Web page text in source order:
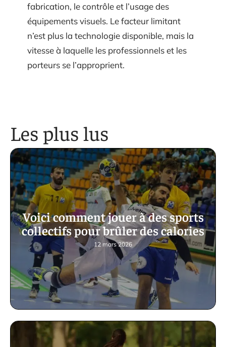
fabrication, le contrôle et l’usage des
équipements visuels. Le facteur limitant
n’est plus la technologie disponible, mais la
vitesse à laquelle les professionnels et les
porteurs se l’approprient.
Les plus lus
Voici comment jouer à des sports
collectifs pour brûler des calories
12 mars 2026